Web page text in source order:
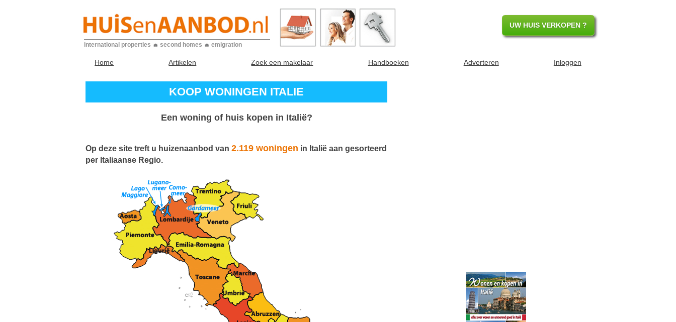
international properties second homes emigration
UW HUIS VERKOPEN ?
Home Artikelen Zoek een makelaar Handboeken Adverteren Inloggen
KOOP WONINGEN ITALIE
Een woning of huis kopen in Italië?
Op deze site treft u huizenaanbod van 2.119 woningen in Italië aan gesorteerd
per Italiaanse Regio.